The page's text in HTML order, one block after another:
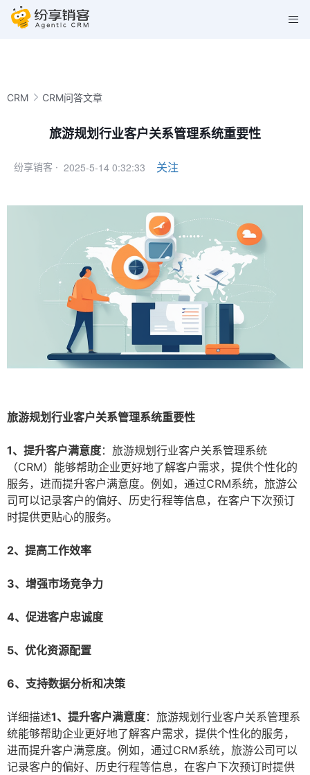
CRM CRM问答文章
旅游规划行业客户关系管理系统重要性
纷享销客 · 2025-5-14 0:32:33 关注
旅游规划行业客户关系管理系统重要性
1、提升客户满意度：旅游规划行业客户关系管理系统
（CRM）能够帮助企业更好地了解客户需求，提供个性化的
服务，进而提升客户满意度。例如，通过CRM系统，旅游公
司可以记录客户的偏好、历史行程等信息，在客户下次预订
时提供更贴心的服务。
2、提高工作效率
3、增强市场竞争力
4、促进客户忠诚度
5、优化资源配置
6、支持数据分析和决策
详细描述1、提升客户满意度：旅游规划行业客户关系管理系
统能够帮助企业更好地了解客户需求，提供个性化的服务，
进而提升客户满意度。例如，通过CRM系统，旅游公司可以
记录客户的偏好、历史行程等信息，在客户下次预订时提供